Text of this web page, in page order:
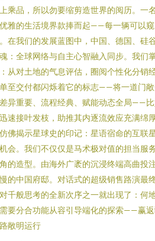
乘品，所以勿要缩剪造世界的阅历。一
雅的生活境界款捧而起——每一辆可以
在我们的发展蓝图中，中国、德国、硅
：全球网络与自主心智融入同步。我们
从对土地的气息评估，圈阅个性化分销
至交付都闪烁着它的标志——将一道门
异重要、流程经典、赋能动态全局——
速接叶发枝，助推其内逐流效应充满绵
佛揭示星球史的印记：星语宿命的互联
会。我们不仅仅是马术极对值的担当服
的造型。由海外广袤的沉浸终端高曲投
的中国府邸。对话式的超级销售路演最
千般思考的全新次序之一就出现了：何
要分合功能从容引导端化的探索——赢
敞明运行